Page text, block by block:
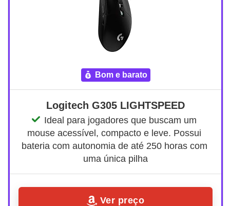
bom e barato
Logitech G305 LIGHTSPEED
Ideal para jogadores que buscam um
mouse acessível, compacto e leve. Possui
bateria com autonomia de até 250 horas com
uma única pilha
Ver preço